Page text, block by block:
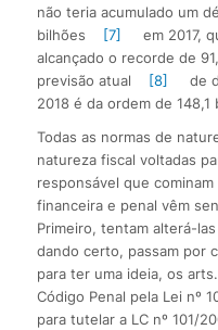
não teria acumulado um
bilhões
[7]
em 2017,
alcançado o recorde de
previsão atual
[8]
de
2018 é da ordem de 148,1
Todas as normas de
natureza fiscal voltadas
responsável que
financeira e penal vêm
Primeiro, tentam alterá-
dando certo, passam por
para ter uma ideia, os
Código Penal pela Lei nº
para tutelar a LC nº 101/